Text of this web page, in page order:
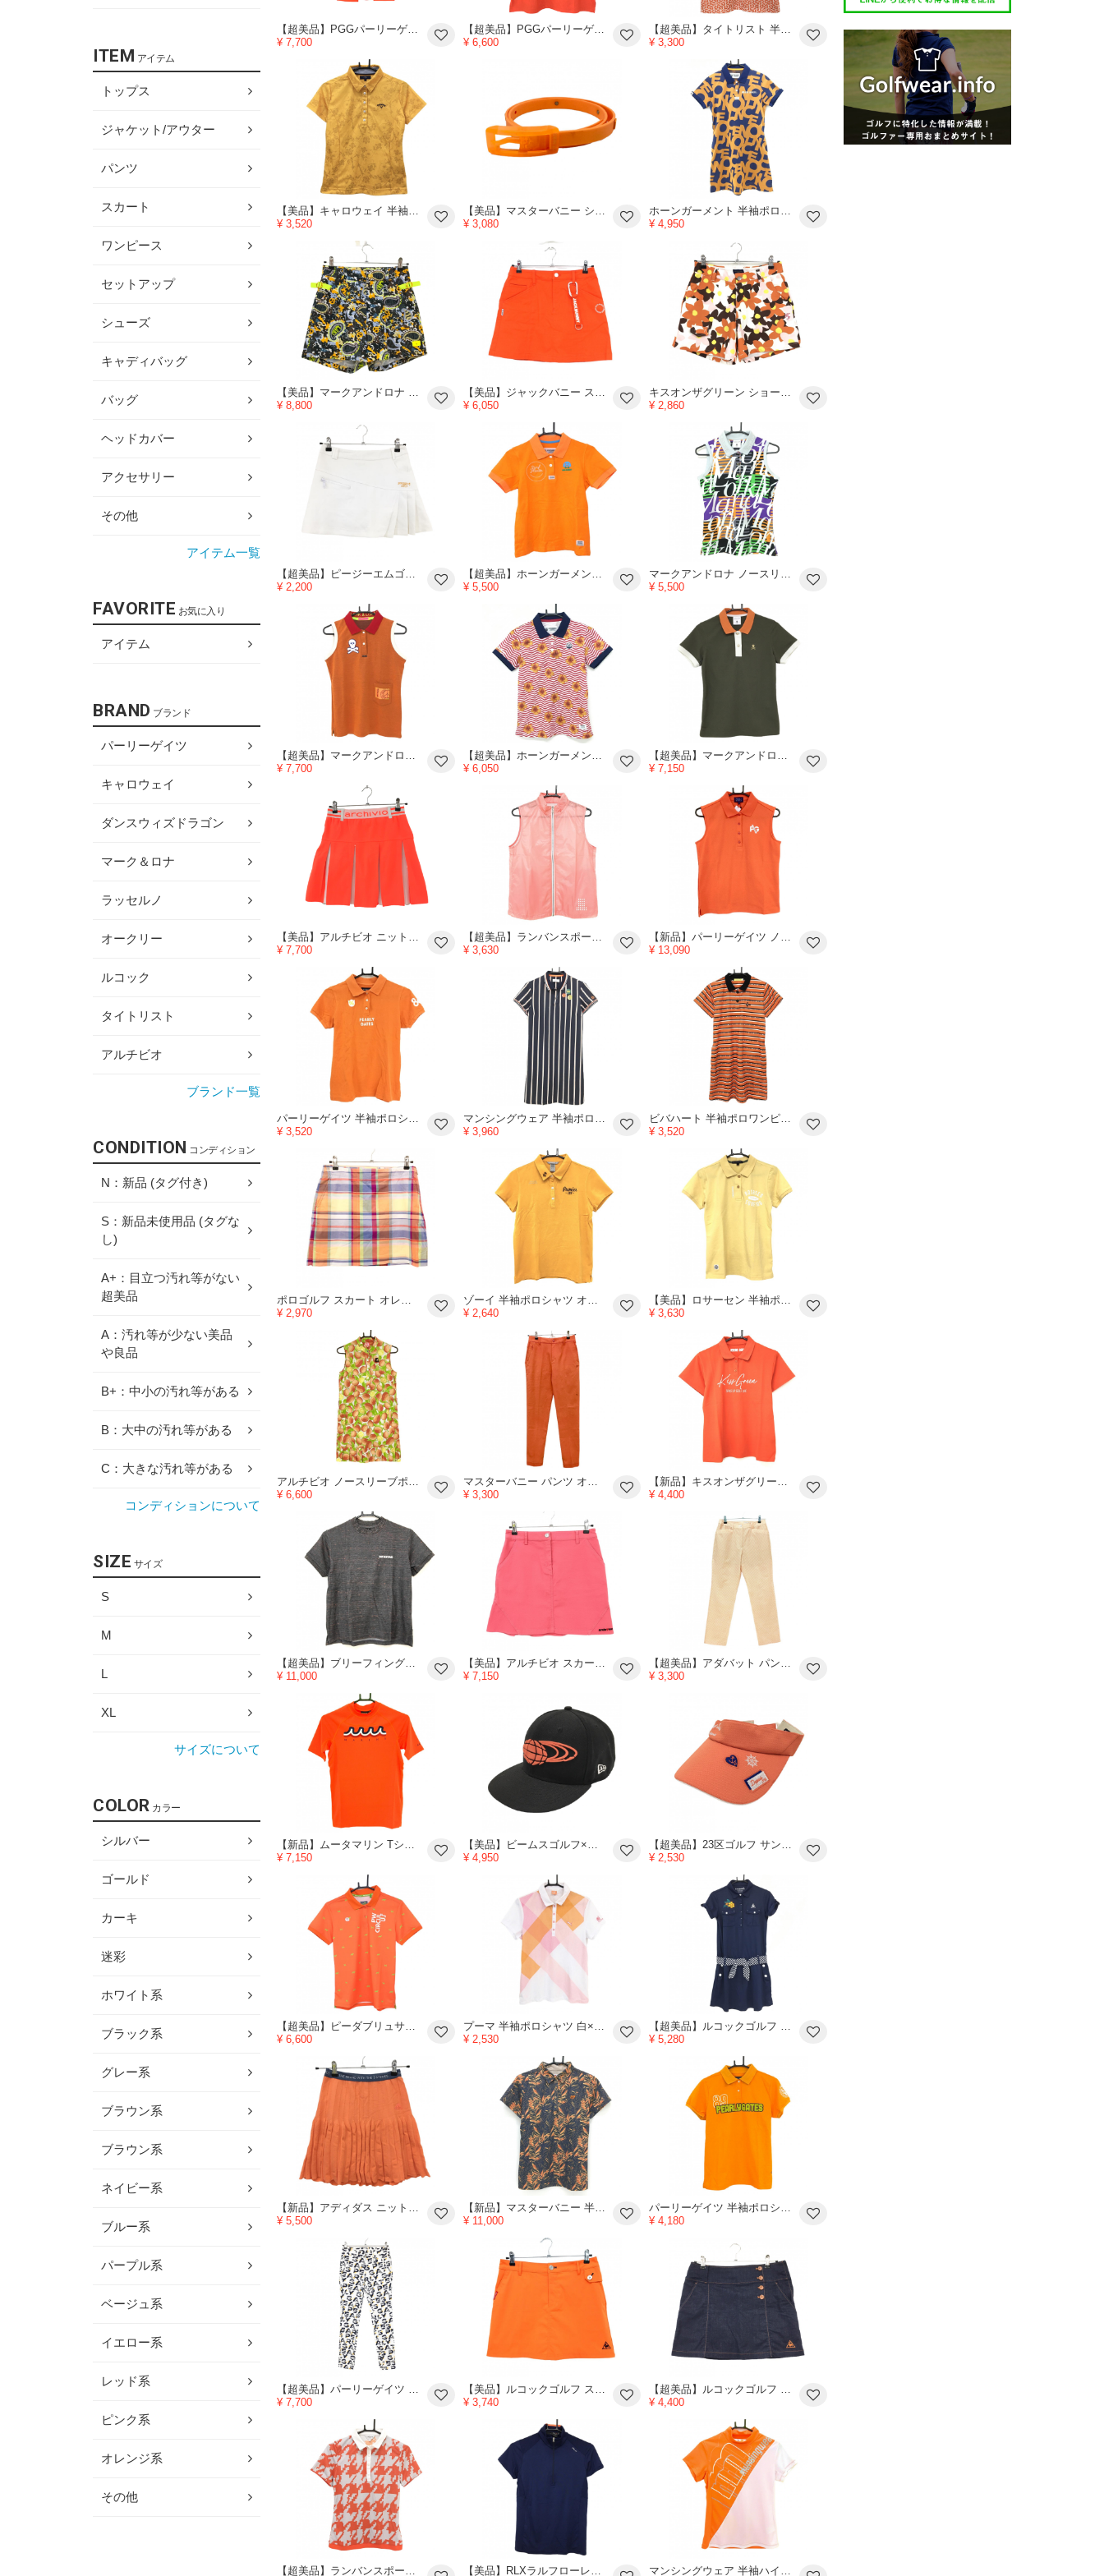
【超美品】PGGパーリーゲイツ スカート オレンジ×黒 ウエスト一部ゴムロゴ 前面ナイロン レディース 0(S) ゴルフウェア PEARLY GATES
¥ 7,700
【超美品】PGGパーリーゲイツ ノースリーブポロシャツ オレンジ×黒 胸元ポケット ロゴ レディース 1(M) ゴルフウェア PEARLY GATES
¥ 6,600
¥ 3,300
¥ 3,520
¥ 3,080
¥ 4,950
¥ 8,800
¥ 6,050
¥ 2,860
【超美品】ピージーエムゴルフ スカート 白×オレンジ ロゴ刺しゅう 内側インナーパンツ レディース S＝27 ゴルフウェア PGM GOLF
¥ 2,200
¥ 5,500
¥ 5,500
¥ 7,700
¥ 6,050
¥ 7,150
¥ 7,700
¥ 3,630
¥ 13,090
¥ 3,520
¥ 3,960
¥ 3,520
¥ 2,970
¥ 2,640
¥ 3,630
¥ 6,600
¥ 3,300
¥ 4,400
【超美品】ブリーフィング×モクティ Tシャツ ダークブラウン×オレンジ 木調 ネップ レディース S ゴルフウェア BRIEFING
¥ 11,000
¥ 7,150
¥ 3,300
¥ 7,150
¥ 4,950
¥ 2,530
¥ 6,600
¥ 2,530
¥ 5,280
¥ 5,500
【新品】マスターバニー 半袖ポロシャツ ブラウン×オレンジ リーフ柄 レディース 2(L) ゴルフウェア MASTER BUNNY EDITION
¥ 11,000
¥ 4,180
¥ 7,700
¥ 3,740
¥ 4,400
ITEM アイテム
トップス
ジャケット/アウター
パンツ
スカート
ワンピース
セットアップ
シューズ
キャディバッグ
バッグ
ヘッドカバー
アクセサリー
その他
アイテム一覧
FAVORITE お気に入り
アイテム
BRAND ブランド
パーリーゲイツ
キャロウェイ
ダンスウィズドラゴン
マーク＆ロナ
ラッセルノ
オークリー
ルコック
タイトリスト
アルチビオ
ブランド一覧
CONDITION コンディション
N：新品 (タグ付き)
S：新品未使用品 (タグな
し)
A+：目立つ汚れ等がない
超美品
A：汚れ等が少ない美品
や良品
B+：中小の汚れ等がある
B：大中の汚れ等がある
C：大きな汚れ等がある
コンディションについて
SIZE サイズ
S
M
L
XL
サイズについて
COLOR カラー
シルバー
ゴールド
カーキ
迷彩
ホワイト系
ブラック系
グレー系
ブラウン系
ブラウン系
ネイビー系
ブルー系
パープル系
ベージュ系
イエロー系
レッド系
ピンク系
オレンジ系
その他